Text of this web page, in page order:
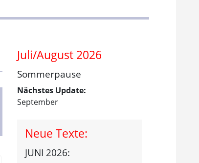
Juli/August 2026
Sommerpause
Nächstes Update:
September
Neue Texte:
JUNI 2026: